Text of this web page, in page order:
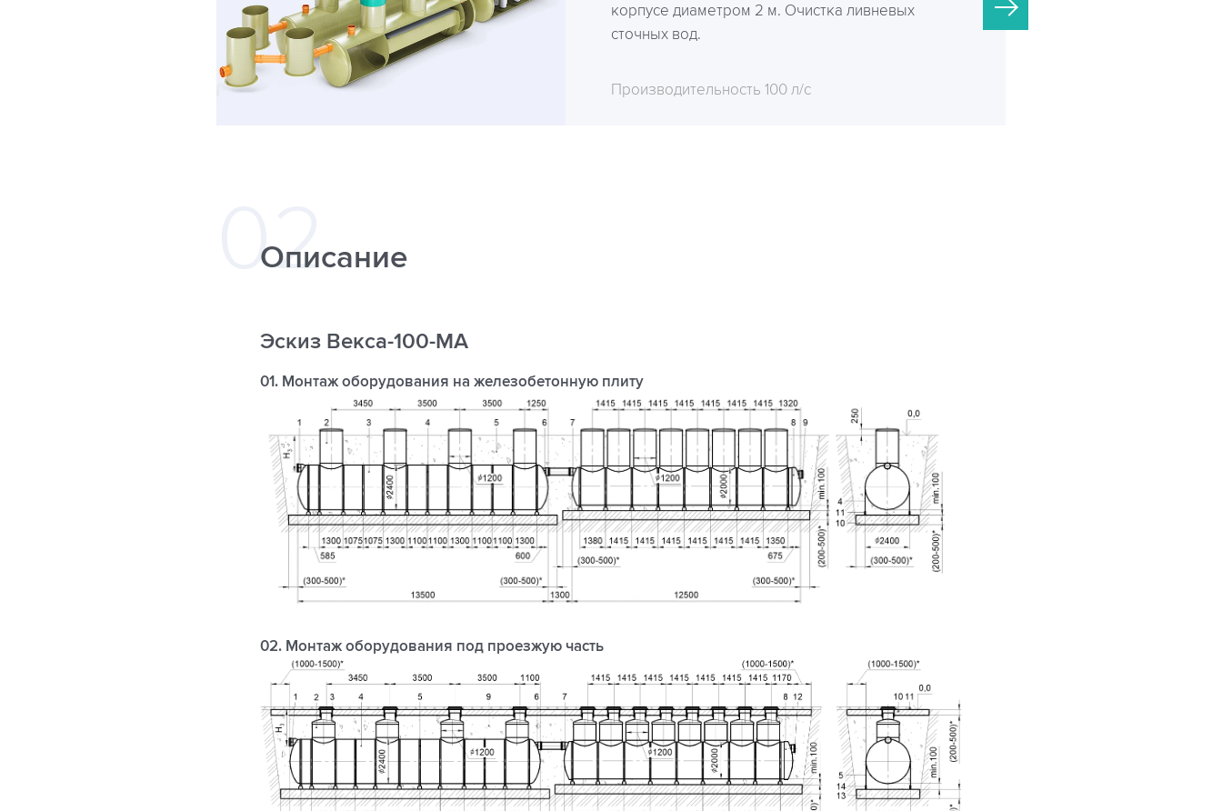
корпусе диаметром 2 м. Очистка ливневых
сточных вод.
Производительность 100 л/с
Описание
Эскиз Векса-100-МА
01. Монтаж оборудования на железобетонную плиту
02. Монтаж оборудования под проезжую часть